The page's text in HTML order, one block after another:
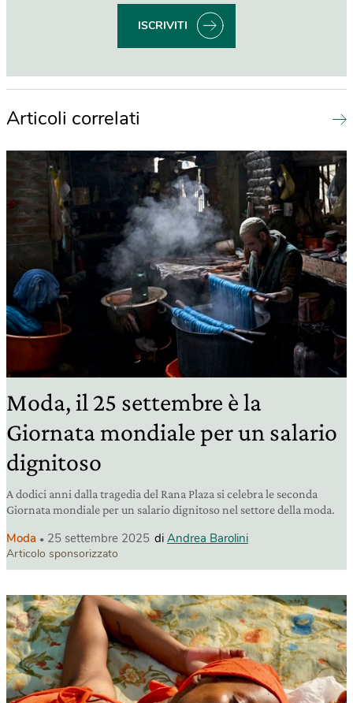
ISCRIVITI
Articoli correlati
Moda, il 25 settembre è la
Giornata mondiale per un salario
dignitoso
A dodici anni dalla tragedia del Rana Plaza si celebra le seconda
Giornata mondiale per un salario dignitoso nel settore della moda.
Moda 25 settembre 2025 di Andrea Barolini
Articolo sponsorizzato